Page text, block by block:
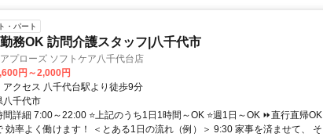
・パート
務OK 訪問介護スタッフ|八千代市
プローズ ソフトケア八千代台店
円～2,000円
アクセス 八千代台駅より徒歩9分
八千代市
間詳細 7:00～22:00 ⭐上記のうち1日1時間～OK ⭐週1日～OK ⏩直行直帰OK
効率よく働けます！ ＜とある1日の流れ（例）＞ 9:30 家事を済ませて、 そ